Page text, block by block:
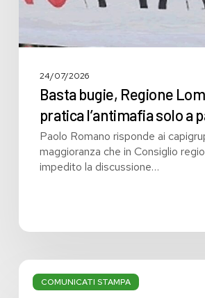
24/07/2026
Basta bugie, Regione
pratica l’antimafia solo a
Paolo Romano risponde ai
maggioranza che in Consiglio
impedito la discussione…
COMUNICATI STAMPA
Bilancio:
troppi